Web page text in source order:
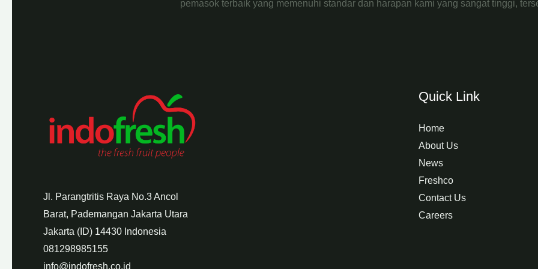
pemasok terbaik yang memenuhi standar dan harapan kami yang sangat tinggi,
Jl. Parangtritis Raya No.3 Ancol
Barat, Pademangan Jakarta Utara
Jakarta (ID) 14430 Indonesia
081298985155
info@indofresh.co.id
Quick Link
Home
About Us
News
Freshco
Contact Us
Careers